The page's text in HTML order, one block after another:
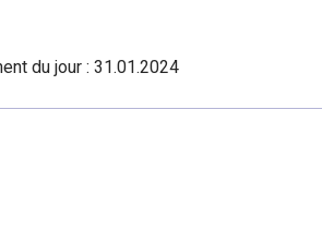
du jour : 31.01.2024